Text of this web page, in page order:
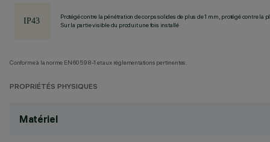
Protégé contre la pénétration de corps solides de plus de 1 mm, protégé contre la
Sur la partie visible du produit une fois installé
Conforme à la norme EN60598-1 et aux réglementations pertinentes.
PROPRIÉTÉS PHYSIQUES
Matériel